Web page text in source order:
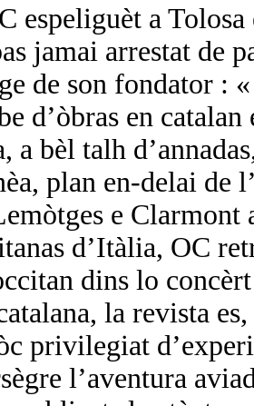
espeliguèt a
jamai arrestat de
de son fondator :
d’òbras en
a bèl talh
plan en-delai de
e Clarmont
d’Itàlia, OC
dins lo
la revista
privilegiat
l’aventura